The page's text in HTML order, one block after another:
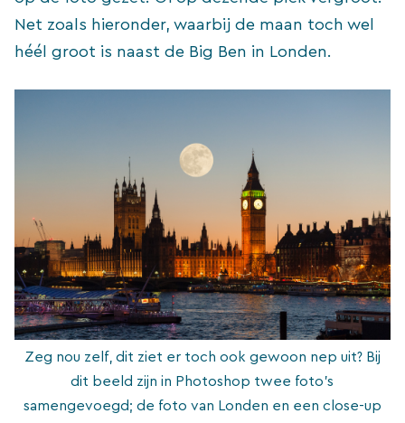
Net zoals hieronder, waarbij de maan toch wel
héél groot is naast de Big Ben in Londen.
Zeg nou zelf, dit ziet er toch ook gewoon nep uit? Bij
dit beeld zijn in Photoshop twee foto’s
samengevoegd; de foto van Londen en een close-up